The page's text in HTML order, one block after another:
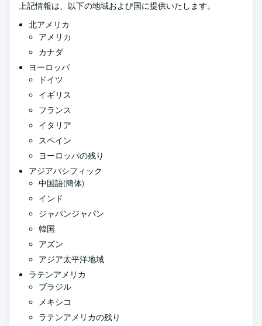
上記情報は、以下の地域および国に提供いたします。
北アメリカ
アメリカ
カナダ
ヨーロッパ
ドイツ
イギリス
フランス
イタリア
スペイン
ヨーロッパの残り
アジアパシフィック
中国語(簡体)
インド
ジャパンジャパン
韓国
アズン
アジア太平洋地域
ラテンアメリカ
ブラジル
メキシコ
ラテンアメリカの残り